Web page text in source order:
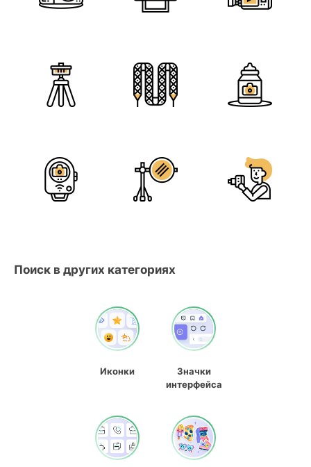
Поиск в других категориях
Иконки
Значки
интерфейса